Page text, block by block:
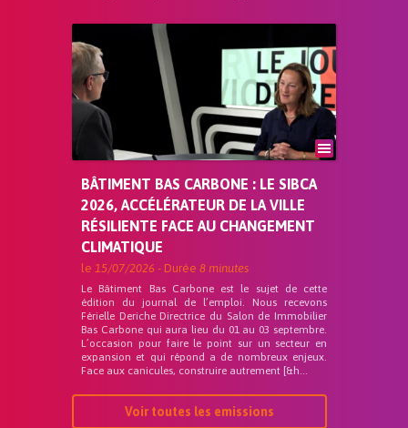
BÂTIMENT BAS CARBONE : LE SIBCA
2026, ACCÉLÉRATEUR DE LA VILLE
RÉSILIENTE FACE AU CHANGEMENT
CLIMATIQUE
le 15/07/2026 - Durée 8 minutes
Le Bâtiment Bas Carbone est le sujet de cette
édition du journal de l’emploi. Nous recevons
Férielle Deriche Directrice du Salon de Immobilier
Bas Carbone qui aura lieu du 01 au 03 septembre.
L’occasion pour faire le point sur un secteur en
expansion et qui répond a de nombreux enjeux.
Face aux canicules, construire autrement [&h...
Voir toutes les emissions